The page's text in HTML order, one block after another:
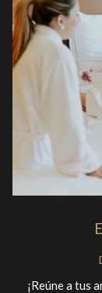
¡Reúne a tus